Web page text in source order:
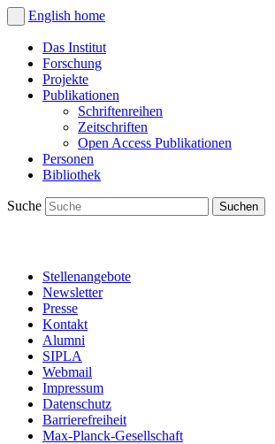
English home
Das Institut
Forschung
Projekte
Publikationen
Schriftenreihen
Zeitschriften
Open Access Publikationen
Personen
Bibliothek
Suche
Stellenangebote
Newsletter
Presse
Kontakt
Alumni
SIPLA
Webmail
Impressum
Datenschutz
Barrierefreiheit
Max-Planck-Gesellschaft